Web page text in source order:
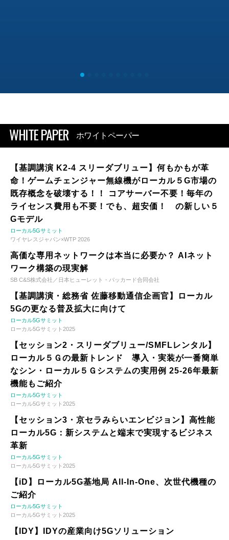
WHITE PAPER ホワイトペーパー
【基調講演 K2-4 スリーダブリュー】何もかもが革
命！ゲームチェンジャー無線機がローカル５G市場の
既存概念を破壊する！！ コアサーバー不要！毎年の
ライセンス費用も不要！でも、超安価！ の新しい５
Gモデル
ローカル5Gサミット
ワイヤレスジャパン×WTP 2026
高価な専用ネットワークは本当に必要か？ AIネット
ワーク構築の現実解
SB C&S株式会社／日本ヒューレット・パッカード合同会社
【基調講演・総務省 佐藤移動通信企画官】ローカル
5Gの更なる普及拡大に向けて
ローカル5Gサミット
ローカル5Gサミット2025
【セッション2・スリーダブリュー/SMFLレンタル】
ローカル５Ｇの最新トレンド 導入・実装が一番簡単
なシン・ローカル５Ｇシステムの実用例 25-26年最新
機能もご紹介
ローカル5Gサミット
ローカル5Gサミット2025
【セッション3・京セラみらいエンビジョン】高性能
ローカル5G：新システムと端末で実現するビジネス
革新
ローカル5Gサミット
ローカル5Gサミット2025
【iD】ローカル5G基地局 All-In-One、次世代機種の
ご紹介
ローカル5Gサミット
ローカル5Gサミット2025
【IDY】IDYの産業向け5Gソリューション